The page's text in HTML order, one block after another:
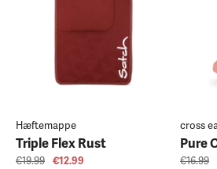
Hæftemappe
Triple Flex Rust
€19.99 €12.99
cross
Pure
€16.99